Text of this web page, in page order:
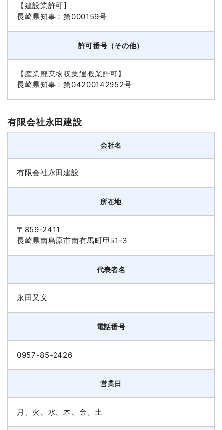
【建設業許可】
長崎県知事：第000159号
許可番号（その他）
【産業廃棄物収集運搬業許可】
長崎県知事：第04200142952号
有限会社永田建設
会社名
有限会社永田建設
所在地
〒859-2411
長崎県南島原市南有馬町甲51-3
代表者名
永田又文
電話番号
0957-85-2426
営業日
月、火、水、木、金、土